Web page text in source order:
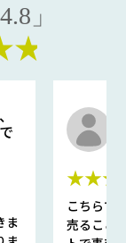
」
ま
こちらで
売ること